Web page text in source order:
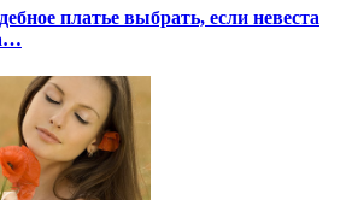
платье выбрать, если невеста